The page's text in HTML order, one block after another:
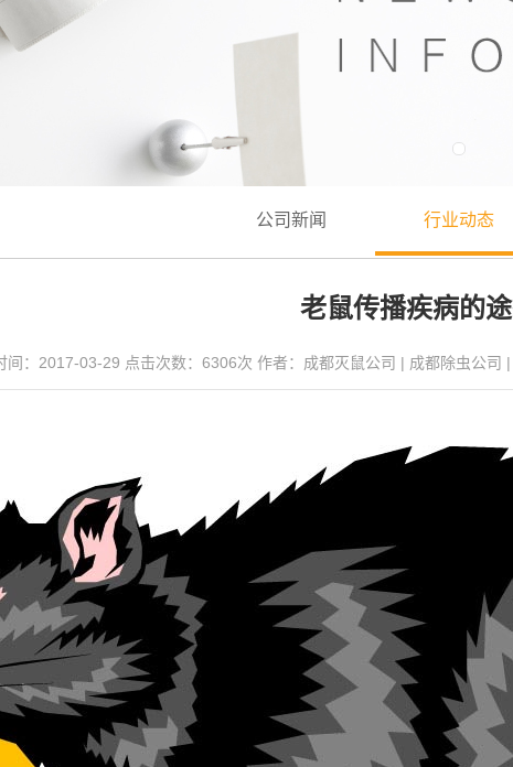
公司新闻 行业动态
老鼠传播疾病的
间：2017-03-29 点击次数： 6306次 作者： 成都灭鼠公司 | 成都除虫公司 |